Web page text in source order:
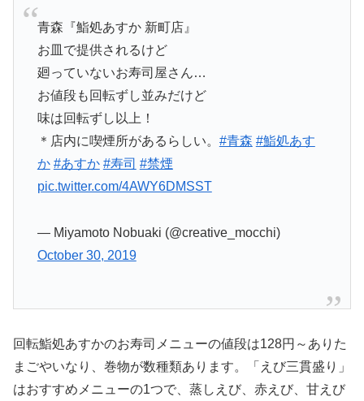
青森『鮨処あすか 新町店』
お皿で提供されるけど
廻っていないお寿司屋さん…
お値段も回転ずし並みだけど
味は回転ずし以上！
＊店内に喫煙所があるらしい。 #青森 #鮨処あす
か #あすか #寿司 #禁煙
pic.twitter.com/4AWY6DMSST
— Miyamoto Nobuaki (@creative_mocchi)
October 30, 2019
回転鮨処あすかのお寿司メニューの値段は128円～ありた
まごやいなり、巻物が数種類あります。「えび三貫盛り」
はおすすめメニューの1つで、蒸しえび、赤えび、甘えび